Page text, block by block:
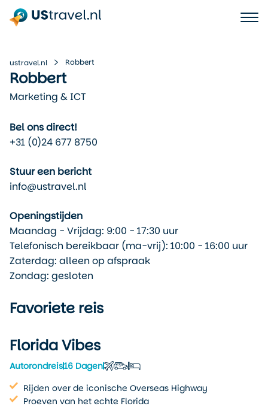
ustravel.nl Robbert
Robbert
Marketing & ICT
Bel ons direct!
+31 (0)24 677 8750
Stuur een bericht
info@ustravel.nl
Openingstijden
Maandag - Vrijdag: 9:00 - 17:30 uur
Telefonisch bereikbaar (ma-vrij): 10:00 - 16:00 uur
Zaterdag: alleen op afspraak
Zondag: gesloten
Favoriete reis
Florida Vibes
Autorondreis16 Dagen
Rijden over de iconische Overseas Highway
Proeven van het echte Florida